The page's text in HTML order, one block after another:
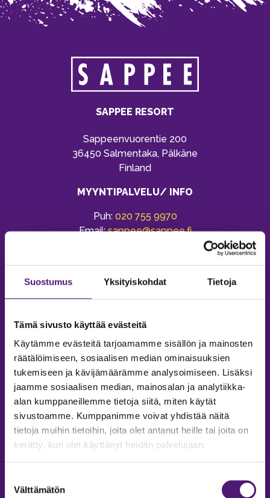
Suostumus Yksityiskohdat Tietoja
Tämä sivusto käyttää evästeitä
Käytämme evästeitä tarjoamamme sisällön ja mainosten
räätälöimiseen, sosiaalisen median ominaisuuksien
tukemiseen ja kävijämäärämme analysoimiseen. Lisäksi
jaamme sosiaalisen median, mainosalan ja analytiikka-
alan kumppaneillemme tietoja siitä, miten käytät
sivustoamme. Kumppanimme voivat yhdistää näitä
tietoja muihin tietoihin, joita olet antanut heille tai joita on
kerätty, kun olet käyttänyt heidän palvelujaan.
valinta
Välttämätön
SAPPEE RESORT
Sappeenvuorentie 200
36450 Salmentaka, Pälkäne
Finland
MYYNTIPALVELU/ INFO
Puh: 020 755 9970
Email:sappee@sappee.fi
MAJOITUS
Tiedustelut & Varaukset